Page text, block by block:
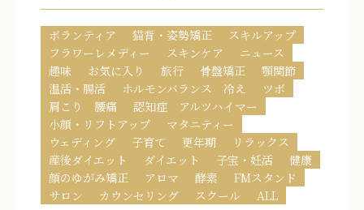
ボランティア 猫背・姿勢矯正
スキルアップ
フラワーレメディー
スキンケア
ニュース
趣味
お気に入り 旅行 骨盤矯正
顎関節
温活・腸活
ホルモンバランス 冷え
ツボ
肩こり 腰痛
認知症 アルツハイマー
小顔・リフトアップ
マタニティー
ウェディング
子育て 更年期
リラックス
産後ダイエット
ダイエット 子宝・妊活
健康
顔のゆがみ矯正
アロマ 酵素
FMスタンド
サロン
カウンセリング スクール ALL